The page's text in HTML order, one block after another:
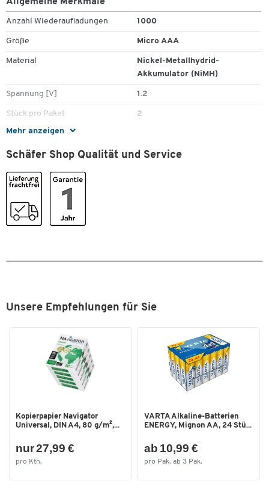
Mehr anzeigen
Anzahl Wiederaufladungen 1000
Größe Micro AAA
Material
Nickel-Metallhydrid-
Akkumulator (NiMH)
Spannung [V] 1.2
Stück pro Paket 2
Schäfer Shop Qualität und Service
Unsere Empfehlungen für Sie
Kopierpapier Navigator
Universal, DIN A4, 80 g/m²,...
nur 27,99 €
pro Ktn.
VARTA Alkaline-Batterien
ENERGY, Mignon AA, 24 Stü...
ab 10,99 €
pro Pak. ab 3 Pak.